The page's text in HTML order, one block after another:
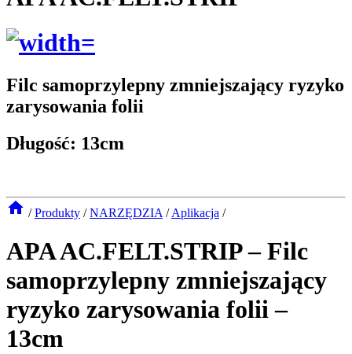
Filc samoprzylepny zmniejszający ryzyko
zarysowania folii
Długość: 13cm
/ Produkty / NARZĘDZIA / Aplikacja /
APA AC.FELT.STRIP – Filc
samoprzylepny zmniejszający
ryzyko zarysowania folii –
13cm